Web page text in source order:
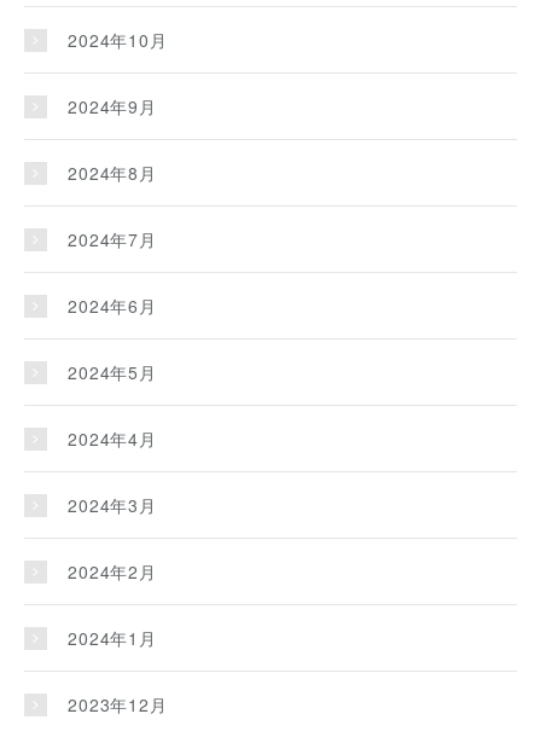
2024年10月
2024年9月
2024年8月
2024年7月
2024年6月
2024年5月
2024年4月
2024年3月
2024年2月
2024年1月
2023年12月